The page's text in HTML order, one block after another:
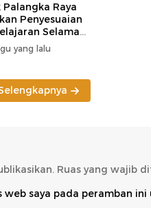
Palangka Raya
Penyesuaian
Selama
Karhutla
yang lalu
Ruas yang wajib
web saya pada peramban